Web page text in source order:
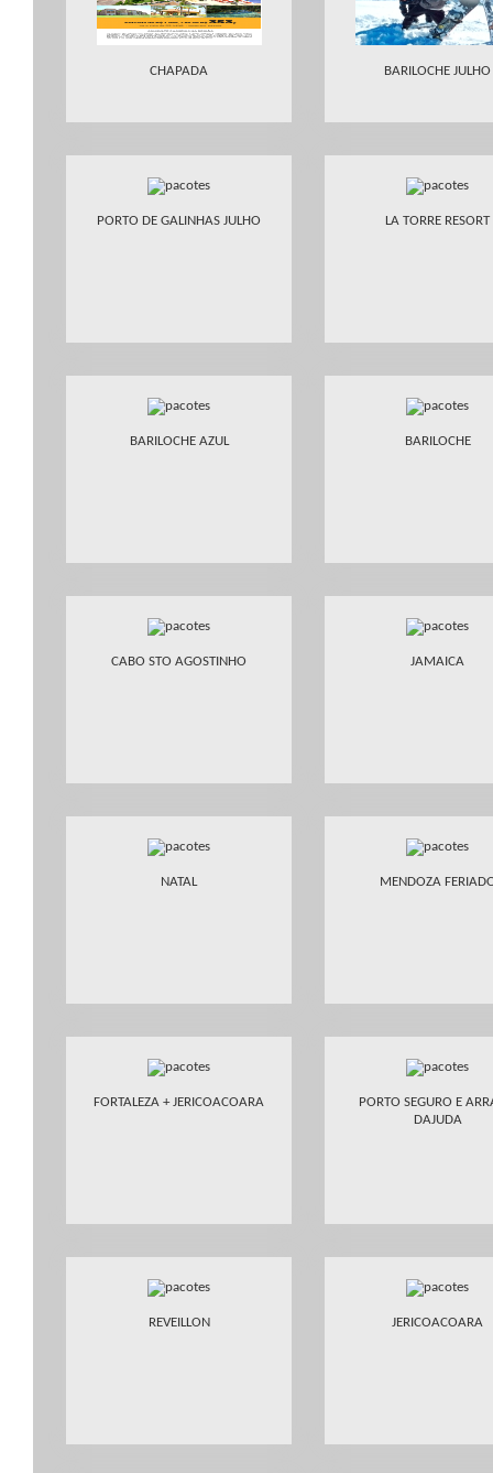
CHAPADA BARILOCHE JULHO
PORTO DE GALINHAS JULHO LA TORRE RESORT
BARILOCHE AZUL BARILOCHE
CABO STO AGOSTINHO JAMAICA
NATAL MENDOZA
FORTALEZA + JERICOACOARA
PORTO SEGURO E
DAJUDA
REVEILLON JERICOACOARA